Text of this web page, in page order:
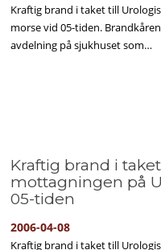
Kraftig brand i taket till
morse vid 05-tiden.
avdelning på sjukhuset som…
Kraftig brand i
mottagningen på
05-tiden
2006-04-08
Kraftig brand i taket till